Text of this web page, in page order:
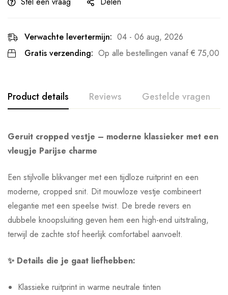
Verwachte levertermijn: 04 - 06 aug, 2026
Gratis verzending: Op alle bestellingen vanaf € 75,00
Product details Reviews Gestelde vragen
Geruit cropped vestje – moderne klassieker met een
vleugje Parijse charme
Een stijlvolle blikvanger met een tijdloze ruitprint en een
moderne, cropped snit. Dit mouwloze vestje combineert
elegantie met een speelse twist. De brede revers en
dubbele knoopsluiting geven hem een high-end uitstraling,
terwijl de zachte stof heerlijk comfortabel aanvoelt.
✨ Details die je gaat liefhebben:
Klassieke ruitprint in warme neutrale tinten